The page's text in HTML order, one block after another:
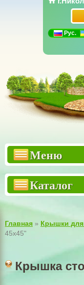
Рус.
Меню
Каталог
Прайсы
Бетонные
Столбы для
Главная » Крышки для
45х45"
Крышка